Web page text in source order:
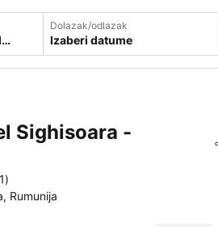
Dolazak/odlazak
Izaberi datume
Sighisoara -
)
Rumunija